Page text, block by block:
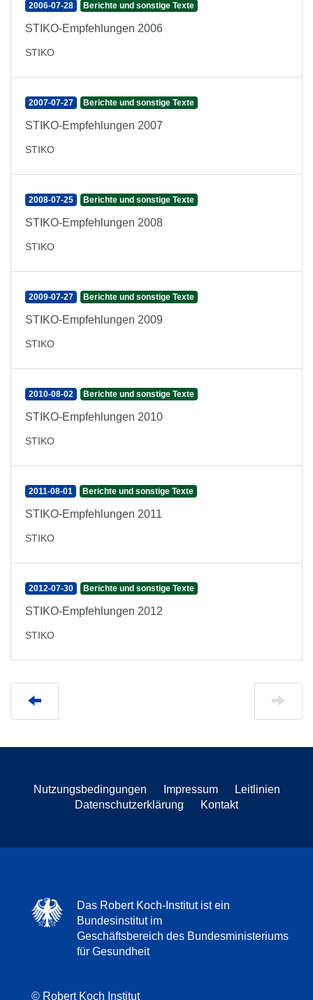
2006-07-28 Berichte und sonstige Texte
STIKO-Empfehlungen 2006
STIKO
2007-07-27 Berichte und sonstige Texte
STIKO-Empfehlungen 2007
STIKO
2008-07-25 Berichte und sonstige Texte
STIKO-Empfehlungen 2008
STIKO
2009-07-27 Berichte und sonstige Texte
STIKO-Empfehlungen 2009
STIKO
2010-08-02 Berichte und sonstige Texte
STIKO-Empfehlungen 2010
STIKO
2011-08-01 Berichte und sonstige Texte
STIKO-Empfehlungen 2011
STIKO
2012-07-30 Berichte und sonstige Texte
STIKO-Empfehlungen 2012
STIKO
Nutzungsbedingungen Impressum
Leitlinien
Datenschutzerklärung
Kontakt
Das Robert Koch-Institut ist ein
Bundesinstitut im
Geschäftsbereich des Bundesministeriums
für Gesundheit
© Robert Koch Institut